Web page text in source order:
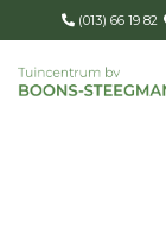
(013) 66 19 82